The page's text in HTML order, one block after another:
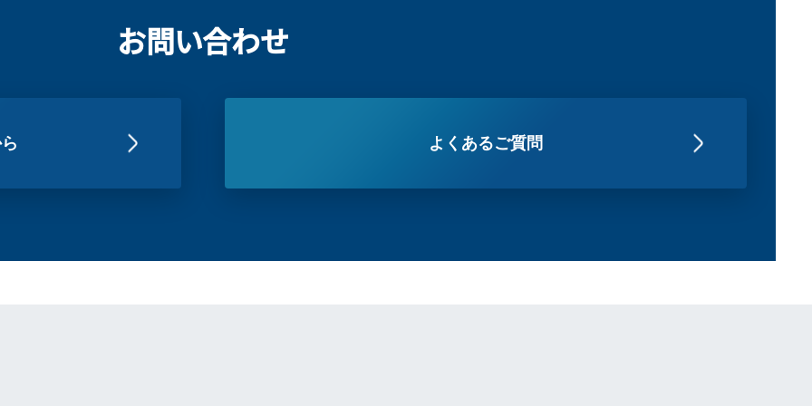
お問い合わせ
よくあるご質問